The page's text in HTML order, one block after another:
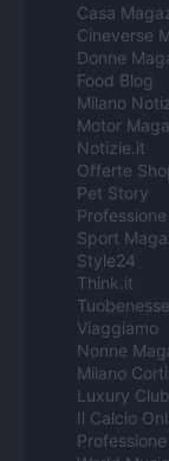
Casa
Cineverse
Donne
Food Blog
Milano
Motor
Notizie.it
Offerte
Pet Story
Sport
Style24
Think.it
Viaggiamo
Nonne
Milano
Luxury Club
Il Calcio